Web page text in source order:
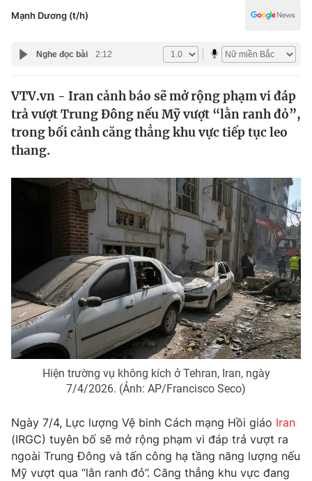
Pháp luật
Y tế
Thế giới
Tin tức
Thế giới đó đây
Câu chuyện quốc tế
Kinh tế
Thị trường
Góc doanh nghiệp
Dữ liệu và đời sống
Truyền hình
Hậu trường
Nhân vật
Khán giả
Giải sao mai
Giải trí
Điện ảnh
Âm nhạc
Sao
Đời sống
Du lịch
Làm đẹp
Chất lượng cuộc sống
Giáo dục
Tuyển sinh
Công nghệ
Sản phẩm
Thị trường
Giao lưu trực tuyến
Lịch phát sóng
Công nghệ
Mạnh Dương (t/h)
Nghe đọc bài 2:12
VTV.vn - Iran cảnh báo sẽ mở rộng phạm vi đáp
trả vượt Trung Đông nếu Mỹ vượt “lằn ranh đỏ”,
trong bối cảnh căng thẳng khu vực tiếp tục leo
thang.
Hiện trường vụ không kích ở Tehran, Iran, ngày
7/4/2026. (Ảnh: AP/Francisco Seco)
Ngày 7/4, Lực lượng Vệ binh Cách mạng Hồi giáo Iran
(IRGC) tuyên bố sẽ mở rộng phạm vi đáp trả vượt ra
ngoài Trung Đông và tấn công hạ tầng năng lượng nếu
Mỹ vượt qua “lằn ranh đỏ”. Căng thẳng khu vực đang